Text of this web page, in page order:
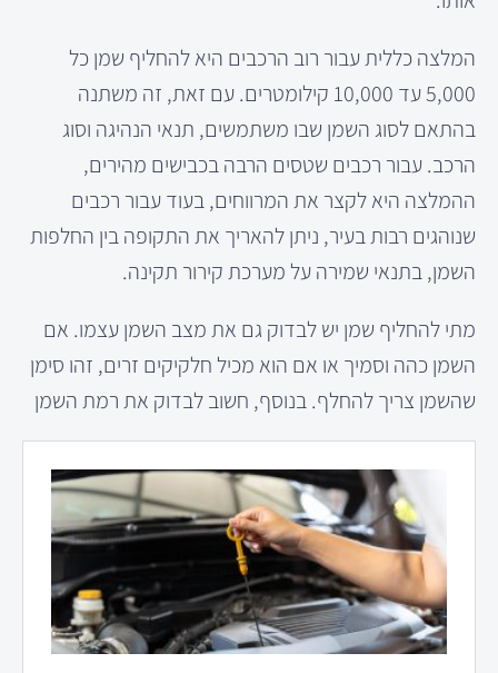
המלצה כללית עבור רוב הרכבים היא להחליף שמן כל
5,000 עד 10,000 קילומטרים. עם זאת, זה משתנה
בהתאם לסוג השמן שבו משתמשים, תנאי הנהיגה וסוג
הרכב. עבור רכבים שטסים הרבה בכבישים מהירים,
ההמלצה היא לקצר את המרווחים, בעוד עבור רכבים
שנוהגים רבות בעיר, ניתן להאריך את התקופה בין החלפות
השמן, בתנאי שמירה על מערכת קירור תקינה.
מתי להחליף שמן יש לבדוק גם את מצב השמן עצמו. אם
השמן כהה וסמיך או אם הוא מכיל חלקיקים זרים, זהו סימן
שהשמן צריך להחלף. בנוסף, חשוב לבדוק את רמת השמן